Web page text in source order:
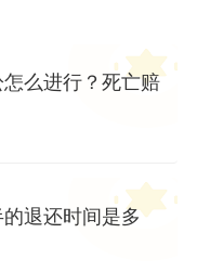
么进行？死亡赔
退还时间是多